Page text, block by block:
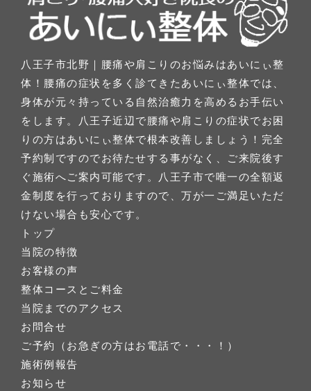
八王子市北野｜腰痛や肩こりのお悩みはあいにぃ整
体！腰痛の症状を多く診てきたあいにぃ整体では、
身体が元々持っている自然治癒力を高めるお手伝い
をします。八王子近辺で腰痛や肩こりの症状でお困
りの方はあいにぃ整体で根本改善しましょう！完全
予約制ですのでお待たせする事がなく、ご来院後す
ぐ施術へご案内可能です。八王子市で唯一の全額返
金制度を行っておりますので、万が一ご満足いただ
けない場合も安心です。
トップ
当院の特徴
お客様の声
整体コースとご料金
当院までのアクセス
お問合せ
ご予約（お急ぎの方はお電話で・・・！）
施術例報告
お知らせ